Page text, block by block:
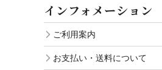
インフォメーション
ご利用案内
お支払い・送料について